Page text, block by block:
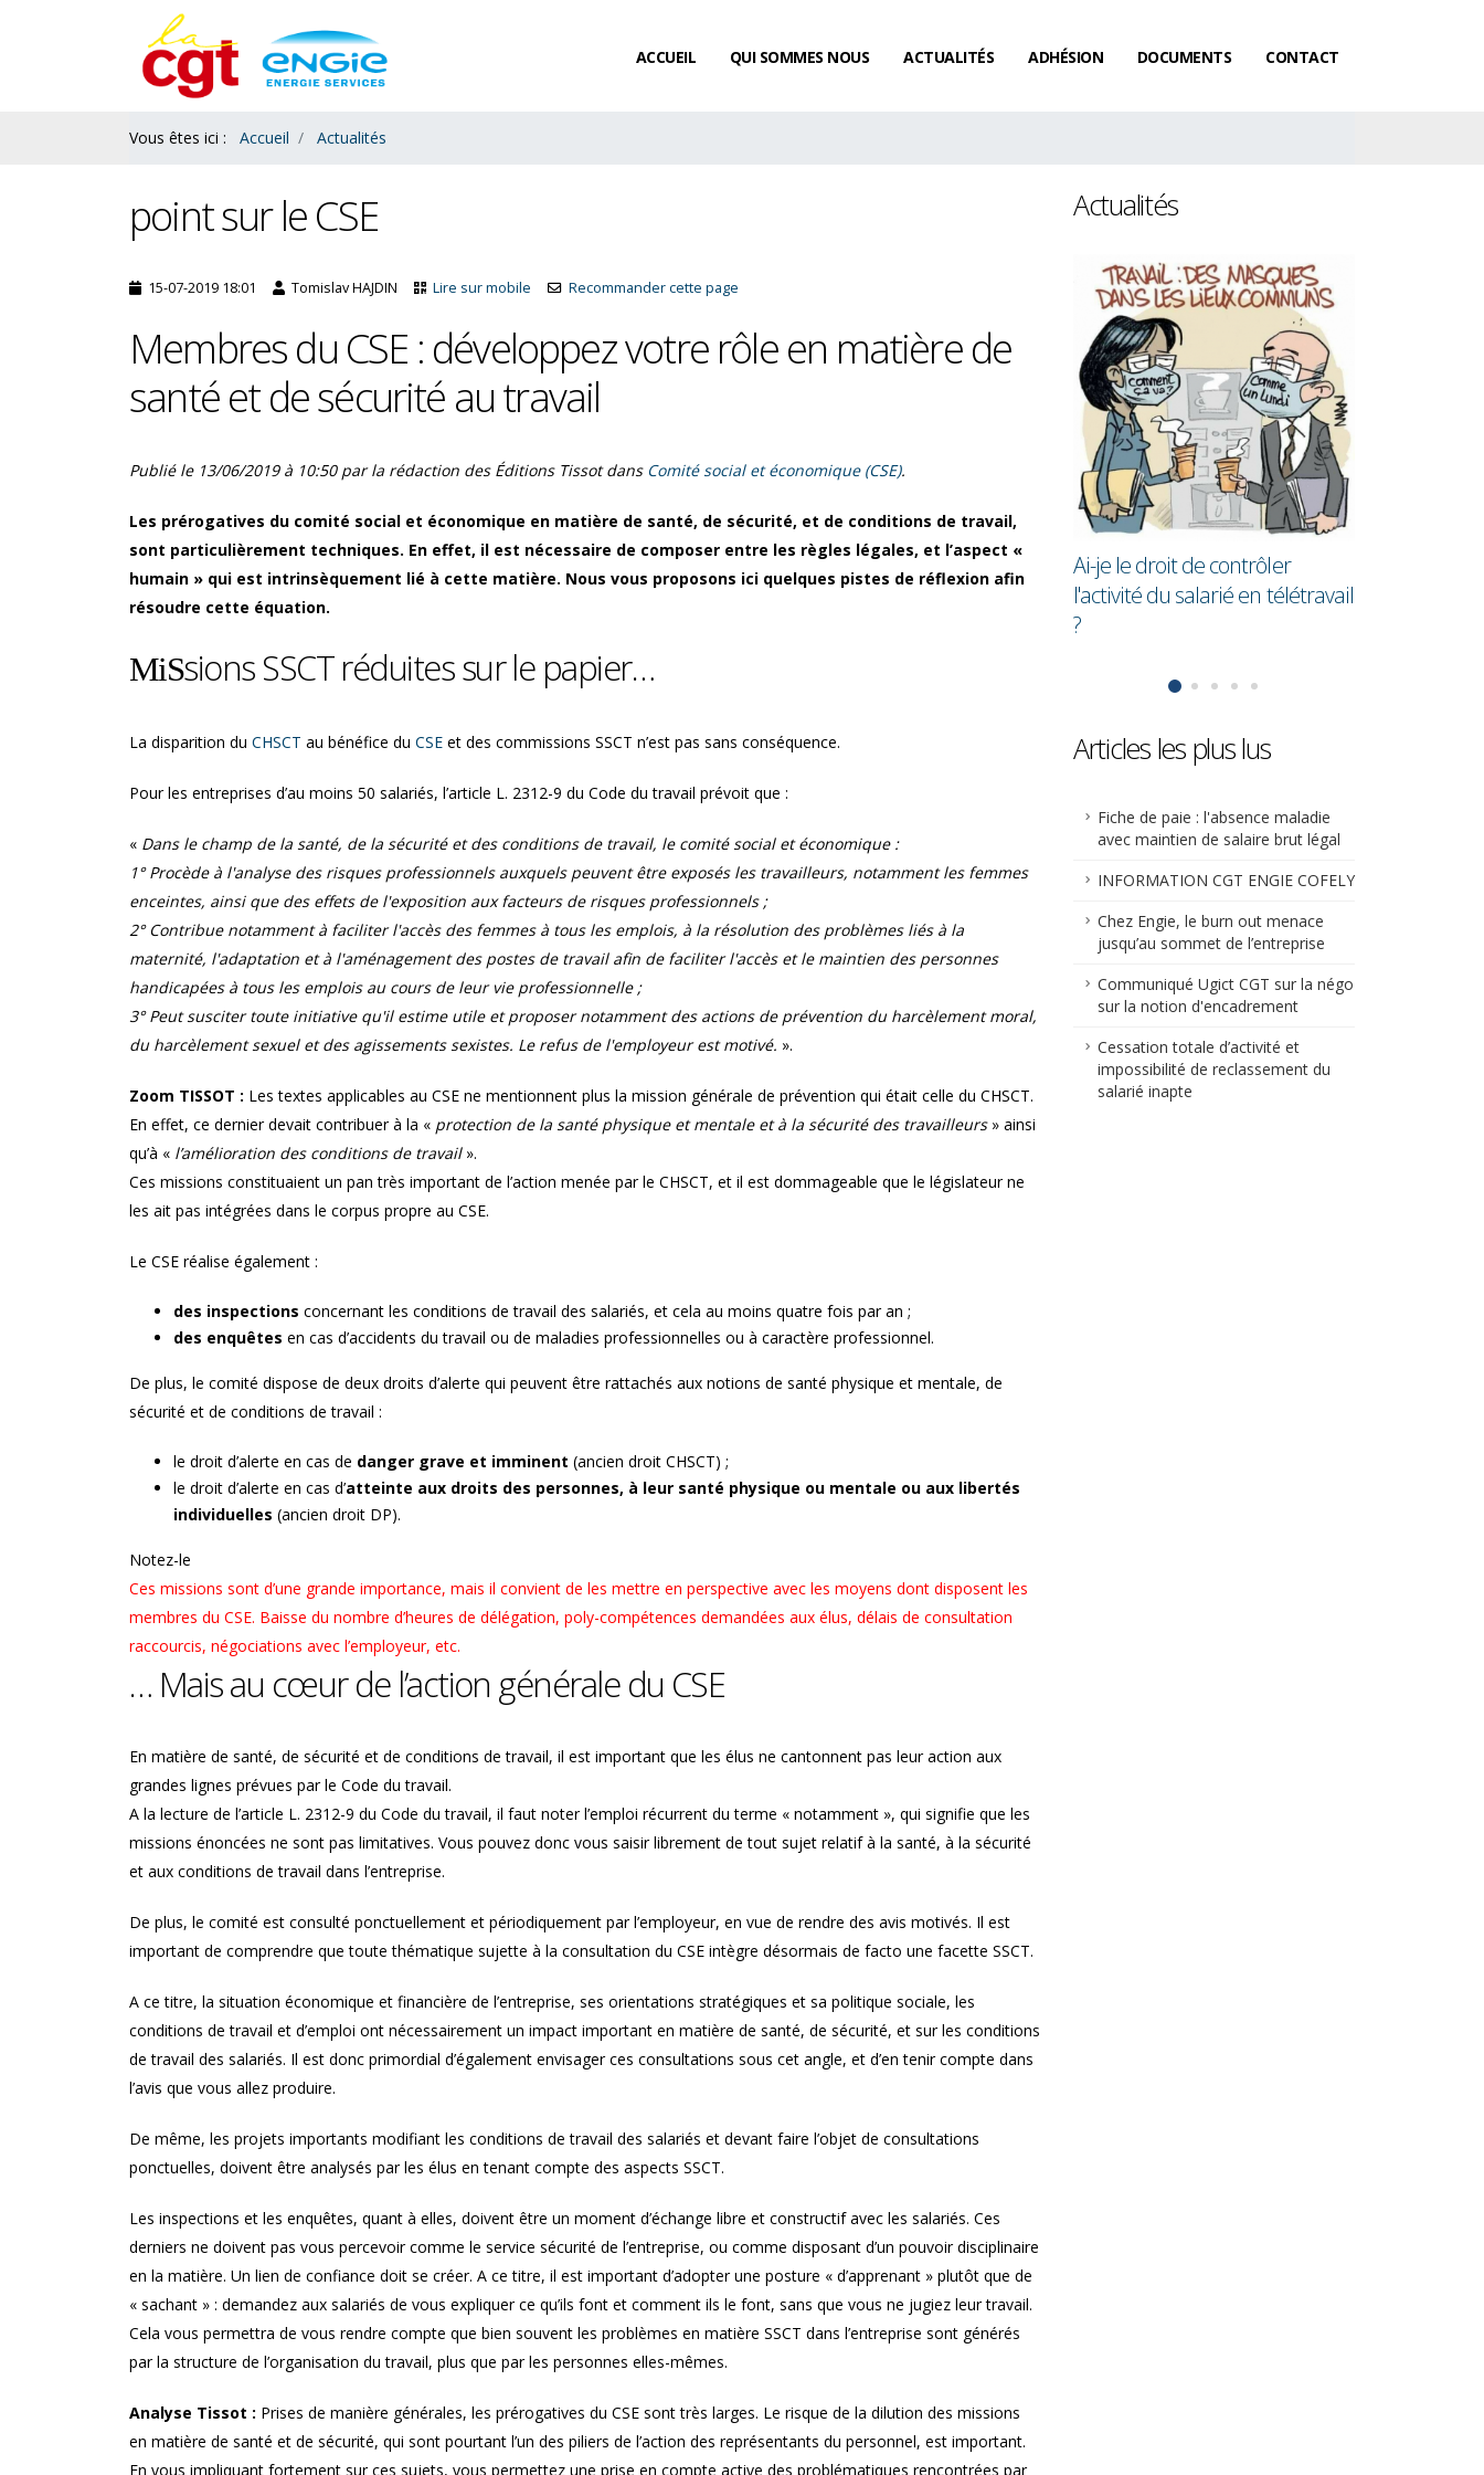
ACCUEIL QUI SOMMES NOUS ACTUALITÉS ADHÉSION DOCUMENTS CONTACT
Vous êtes ici : Accueil Actualités
point sur le CSE
15-07-2019 18:01 Tomislav HAJDIN Lire sur mobile Recommander cette page
Membres du CSE : développez votre rôle en matière de
santé et de sécurité au travail
Publié le 13/06/2019 à 10:50 parla rédaction des Éditions Tissotdans Comité social et économique (CSE).
Les prérogatives du comité social et économique en matière de santé, de sécurité, et de conditions de travail,
sont particulièrement techniques. En effet, il est nécessaire de composer entre les règles légales, et l’aspect «
humain » qui est intrinsèquement lié à cette matière. Nous vous proposons ici quelques pistes de réflexion afin
résoudre cette équation.
MiSsions SSCT réduites sur le papier…
La disparition du CHSCT au bénéfice du CSE et des commissions SSCT n’est pas sans conséquence.
Pour les entreprises d’au moins 50 salariés, l’article L. 2312-9 du Code du travail prévoit que :
« Dans le champ de la santé, de la sécurité et des conditions de travail, le comité social et économique :
1° Procède à l'analyse des risques professionnels auxquels peuvent être exposés les travailleurs, notamment les femmes
enceintes, ainsi que des effets de l'exposition aux facteurs de risques professionnels ;
2° Contribue notamment à faciliter l'accès des femmes à tous les emplois, à la résolution des problèmes liés à la
maternité, l'adaptation et à l'aménagement des postes de travail afin de faciliter l'accès et le maintien des personnes
handicapées à tous les emplois au cours de leur vie professionnelle ;
3° Peut susciter toute initiative qu'il estime utile et proposer notamment des actions de prévention du harcèlement moral,
du harcèlement sexuel et des agissements sexistes. Le refus de l'employeur est motivé. ».
Zoom TISSOT : Les textes applicables au CSE ne mentionnent plus la mission générale de prévention qui était celle du CHSCT.
En effet, ce dernier devait contribuer à la « protection de la santé physique et mentale et à la sécurité des travailleurs» ainsi
qu’à « l’amélioration des conditions de travail».
Ces missions constituaient un pan très important de l’action menée par le CHSCT, et il est dommageable que le législateur ne
les ait pas intégrées dans le corpus propre au CSE.
Le CSE réalise également :
des inspections concernant les conditions de travail des salariés, et cela au moins quatre fois par an ;
des enquêtes en cas d’accidents du travail ou de maladies professionnelles ou à caractère professionnel.
De plus, le comité dispose de deux droits d’alerte qui peuvent être rattachés aux notions de santé physique et mentale, de
sécurité et de conditions de travail :
le droit d’alerte en cas de danger grave et imminent (ancien droit CHSCT) ;
le droit d’alerte en cas d’atteinte aux droits des personnes, à leur santé physique ou mentale ou aux libertés
individuelles (ancien droit DP).
Notez-le
Ces missions sont d’une grande importance, mais il convient de les mettre en perspective avec les moyens dont disposent les
membres du CSE. Baisse du nombre d’heures de délégation, poly-compétences demandées aux élus, délais de consultation
raccourcis, négociations avec l’employeur, etc.
… Mais au cœur de l’action générale du CSE
En matière de santé, de sécurité et de conditions de travail, il est important que les élus ne cantonnent pas leur action aux
grandes lignes prévues par le Code du travail.
A la lecture de l’article L. 2312-9 du Code du travail, il faut noter l’emploi récurrent du terme « notamment », qui signifie que les
missions énoncées ne sont pas limitatives. Vous pouvez donc vous saisir librement de tout sujet relatif à la santé, à la sécurité
et aux conditions de travail dans l’entreprise.
De plus, le comité est consulté ponctuellement et périodiquement par l’employeur, en vue de rendre des avis motivés. Il est
important de comprendre que toute thématique sujette à la consultation du CSE intègre désormais de facto une facette SSCT.
A ce titre, la situation économique et financière de l’entreprise, ses orientations stratégiques et sa politique sociale, les
conditions de travail et d’emploi ont nécessairement un impact important en matière de santé, de sécurité, et sur les conditions
de travail des salariés. Il est donc primordial d’également envisager ces consultations sous cet angle, et d’en tenir compte dans
l’avis que vous allez produire.
De même, les projets importants modifiant les conditions de travail des salariés et devant faire l’objet de consultations
ponctuelles, doivent être analysés par les élus en tenant compte des aspects SSCT.
Les inspections et les enquêtes, quant à elles, doivent être un moment d’échange libre et constructif avec les salariés. Ces
derniers ne doivent pas vous percevoir comme le service sécurité de l’entreprise, ou comme disposant d’un pouvoir disciplinaire
en la matière. Un lien de confiance doit se créer. A ce titre, il est important d’adopter une posture « d’apprenant » plutôt que de
« sachant » : demandez aux salariés de vous expliquer ce qu’ils font et comment ils le font, sans que vous ne jugiez leur travail.
Cela vous permettra de vous rendre compte que bien souvent les problèmes en matière SSCT dans l’entreprise sont générés
par la structure de l’organisation du travail, plus que par les personnes elles-mêmes.
Analyse Tissot : Prises de manière générales, les prérogatives du CSE sont très larges. Le risque de la dilution des missions
en matière de santé et de sécurité, qui sont pourtant l’un des piliers de l’action des représentants du personnel, est important.
En vous impliquant fortement sur ces sujets, vous permettez une prise en compte active des problématiques rencontrées par
Actualités
: le ras le bol des
L’acquisition de congés payés
l’arrêt maladie ?
Existe-t-il un délai de
Ai-je le droit de contrôler
l'activité du salarié en télétravail
Les femmes gagnent toujours
en moyenne 28,7% de moins
que les hommes
Articles les plus lus
Fiche de paie : l'absence maladie
avec maintien de salaire brut légal
INFORMATION CGT ENGIE COFELY
Chez Engie, le burn out menace
jusqu’au sommet de l’entreprise
Communiqué Ugict CGT sur la négo
sur la notion d'encadrement
Cessation totale d’activité et
impossibilité de reclassement du
salarié inapte